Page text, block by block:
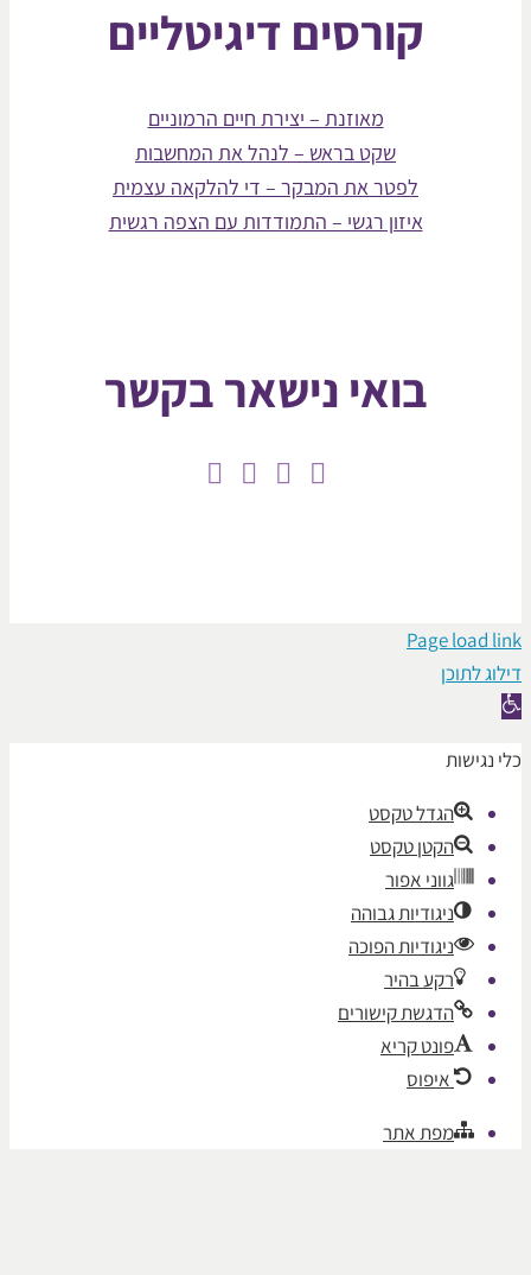
קורסים דיגיטליים
מאוזנת – יצירת חיים הרמוניים
שקט בראש – לנהל את המחשבות
לפטר את המבקר – די להלקאה עצמית
איזון רגשי – התמודדות עם הצפה רגשית
בואי נישאר בקשר
Page
הגדל טקסט
הקטן טקסט
גווני אפור
ניגודיות גבוהה
ניגודיות הפוכה
רקע בהיר
הדגשת קישורים
פונט קריא
איפוס
מפת אתר